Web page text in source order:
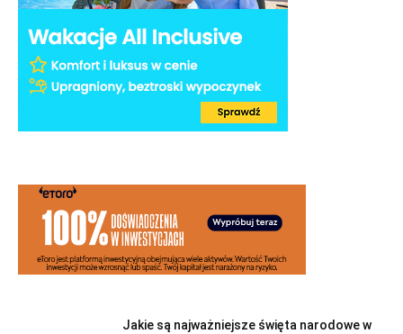
Jakie są najważniejsze święta narodowe w